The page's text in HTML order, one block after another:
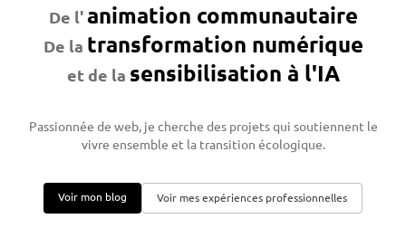
De l' animation communautaire
De la transformation numérique
et de la sensibilisation à l'IA
Passionnée de web, je cherche des projets qui soutiennent le
vivre ensemble et la transition écologique.
Voir mon blog Voir mes expériences professionnelles